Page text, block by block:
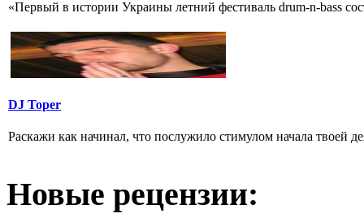
«Первый в истории Украины летний фестиваль drum-n-bass
DJ Toper
Раскажи как начинал, что послужило стимулом начала твоей
Новые рецензии: